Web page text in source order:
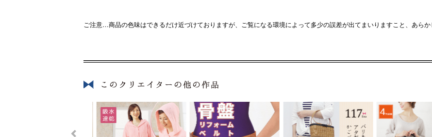
ご注意…商品の色味はできるだけ近づけておりますが、ご覧になる環境によって多少の誤差が出てまいりますこと、あらか